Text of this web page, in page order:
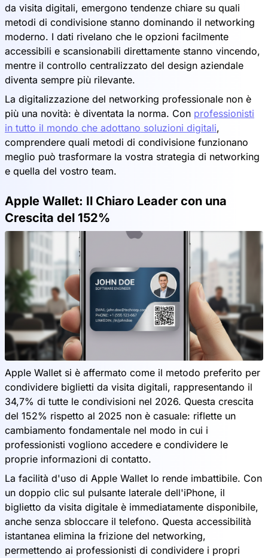
da visita digitali, emergono tendenze chiare su quali
metodi di condivisione stanno dominando il networking
moderno. I dati rivelano che le opzioni facilmente
accessibili e scansionabili direttamente stanno vincendo,
mentre il controllo centralizzato del design aziendale
diventa sempre più rilevante.
La digitalizzazione del networking professionale non è
più una novità: è diventata la norma. Con professionisti
in tutto il mondo che adottano soluzioni digitali,
comprendere quali metodi di condivisione funzionano
meglio può trasformare la vostra strategia di networking
e quella del vostro team.
Apple Wallet: Il Chiaro Leader con una
Crescita del 152%
Apple Wallet si è affermato come il metodo preferito per
condividere biglietti da visita digitali, rappresentando il
34,7% di tutte le condivisioni nel 2026. Questa crescita
del 152% rispetto al 2025 non è casuale: riflette un
cambiamento fondamentale nel modo in cui i
professionisti vogliono accedere e condividere le
proprie informazioni di contatto.
La facilità d'uso di Apple Wallet lo rende imbattibile. Con
un doppio clic sul pulsante laterale dell'iPhone, il
biglietto da visita digitale è immediatamente disponibile,
anche senza sbloccare il telefono. Questa accessibilità
istantanea elimina la frizione del networking,
permettendo ai professionisti di condividere i propri